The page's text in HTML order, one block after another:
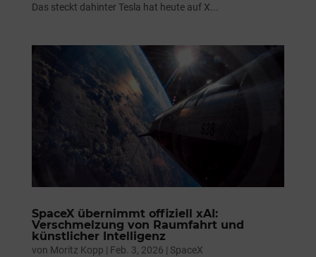
Das steckt dahinter Tesla hat heute auf X...
SpaceX übernimmt offiziell xAI:
Verschmelzung von Raumfahrt und
künstlicher Intelligenz
von Moritz Kopp | Feb. 3, 2026 | SpaceX